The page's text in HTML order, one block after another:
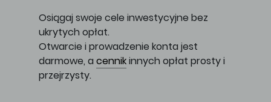
Osiągaj swoje cele inwestycyjne bez
ukrytych opłat.
Otwarcie i prowadzenie konta jest
darmowe, a cennikinnych opłat prosty i
przejrzysty.